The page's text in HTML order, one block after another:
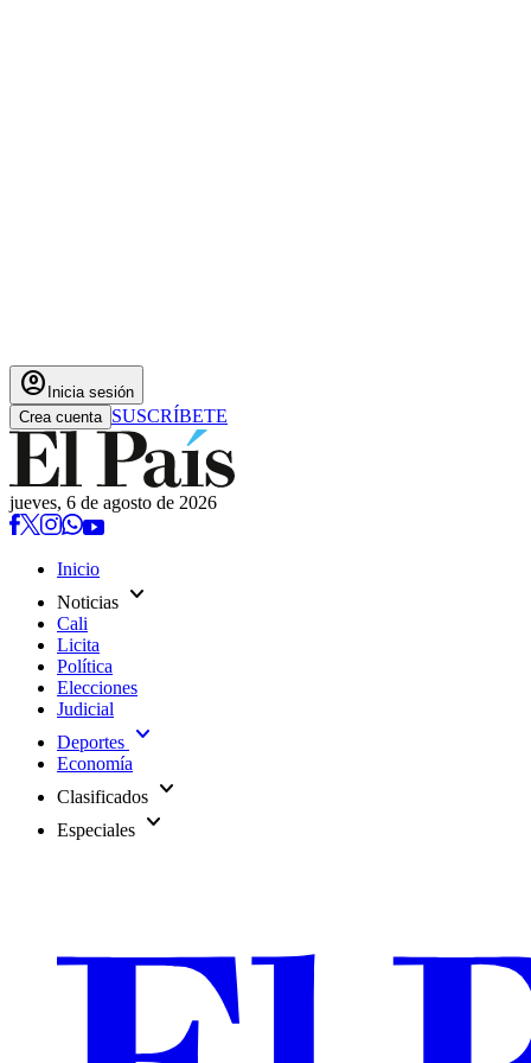
account_circle Inicia sesión
Crea cuenta SUSCRÍBETE
jueves, 6 de agosto de 2026
Inicio
Noticias expand_more
Cali
Licita
Política
Elecciones
Judicial
Deportes expand_more
Economía
Clasificados expand_more
Especiales expand_more